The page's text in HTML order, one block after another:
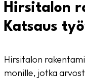
Hirsitalon
Katsaus
Hirsitalon
monille, jotka